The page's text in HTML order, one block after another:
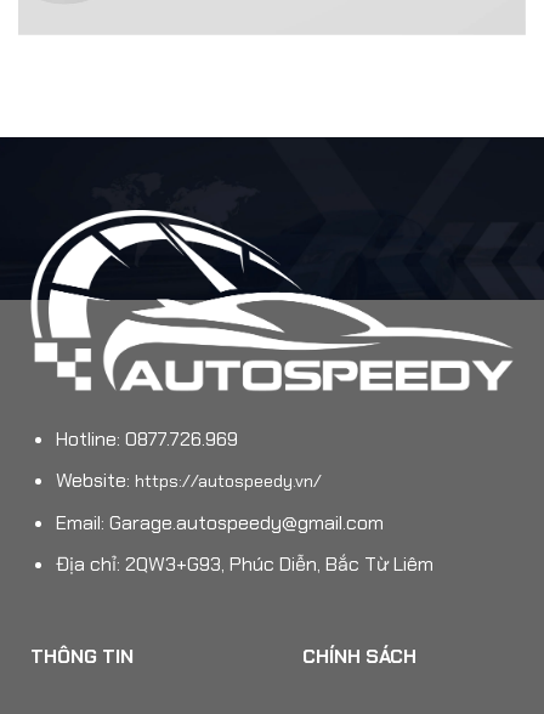
Hotline: 0877.726.969
Website: https://autospeedy.vn/
Email: Garage.autospeedy@gmail.com
Địa chỉ: 2QW3+G93, Phúc Diễn, Bắc Từ Liêm
THÔNG TIN CHÍNH SÁCH